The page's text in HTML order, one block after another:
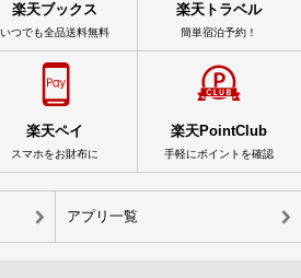
楽天ブックス
いつでも全品送料無料
楽天トラベル
簡単宿泊予約！
楽天ペイ
スマホをお財布に
楽天PointClub
手軽にポイントを確認
アプリ一覧